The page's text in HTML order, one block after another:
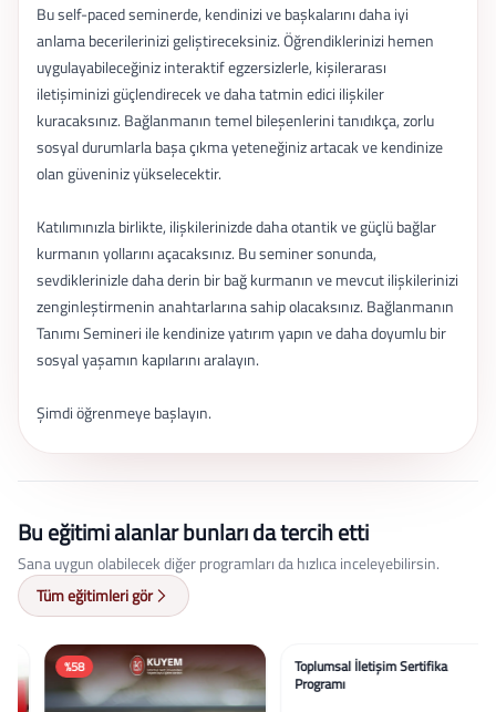
Bu self-paced seminerde, kendinizi ve başkalarını daha iyi
anlama becerilerinizi geliştireceksiniz. Öğrendiklerinizi hemen
uygulayabileceğiniz interaktif egzersizlerle, kişilerarası
iletişiminizi güçlendirecek ve daha tatmin edici ilişkiler
kuracaksınız. Bağlanmanın temel bileşenlerini tanıdıkça, zorlu
sosyal durumlarla başa çıkma yeteneğiniz artacak ve kendinize
olan güveniniz yükselecektir.
Katılımınızla birlikte, ilişkilerinizde daha otantik ve güçlü bağlar
kurmanın yollarını açacaksınız. Bu seminer sonunda,
sevdiklerinizle daha derin bir bağ kurmanın ve mevcut ilişkilerinizi
zenginleştirmenin anahtarlarına sahip olacaksınız. Bağlanmanın
Tanımı Semineri ile kendinize yatırım yapın ve daha doyumlu bir
sosyal yaşamın kapılarını aralayın.
Şimdi öğrenmeye başlayın.
Bu eğitimi alanlar bunları da tercih etti
Sana uygun olabilecek diğer programları da hızlıca inceleyebilirsin.
Tüm eğitimleri gör
%58 %58